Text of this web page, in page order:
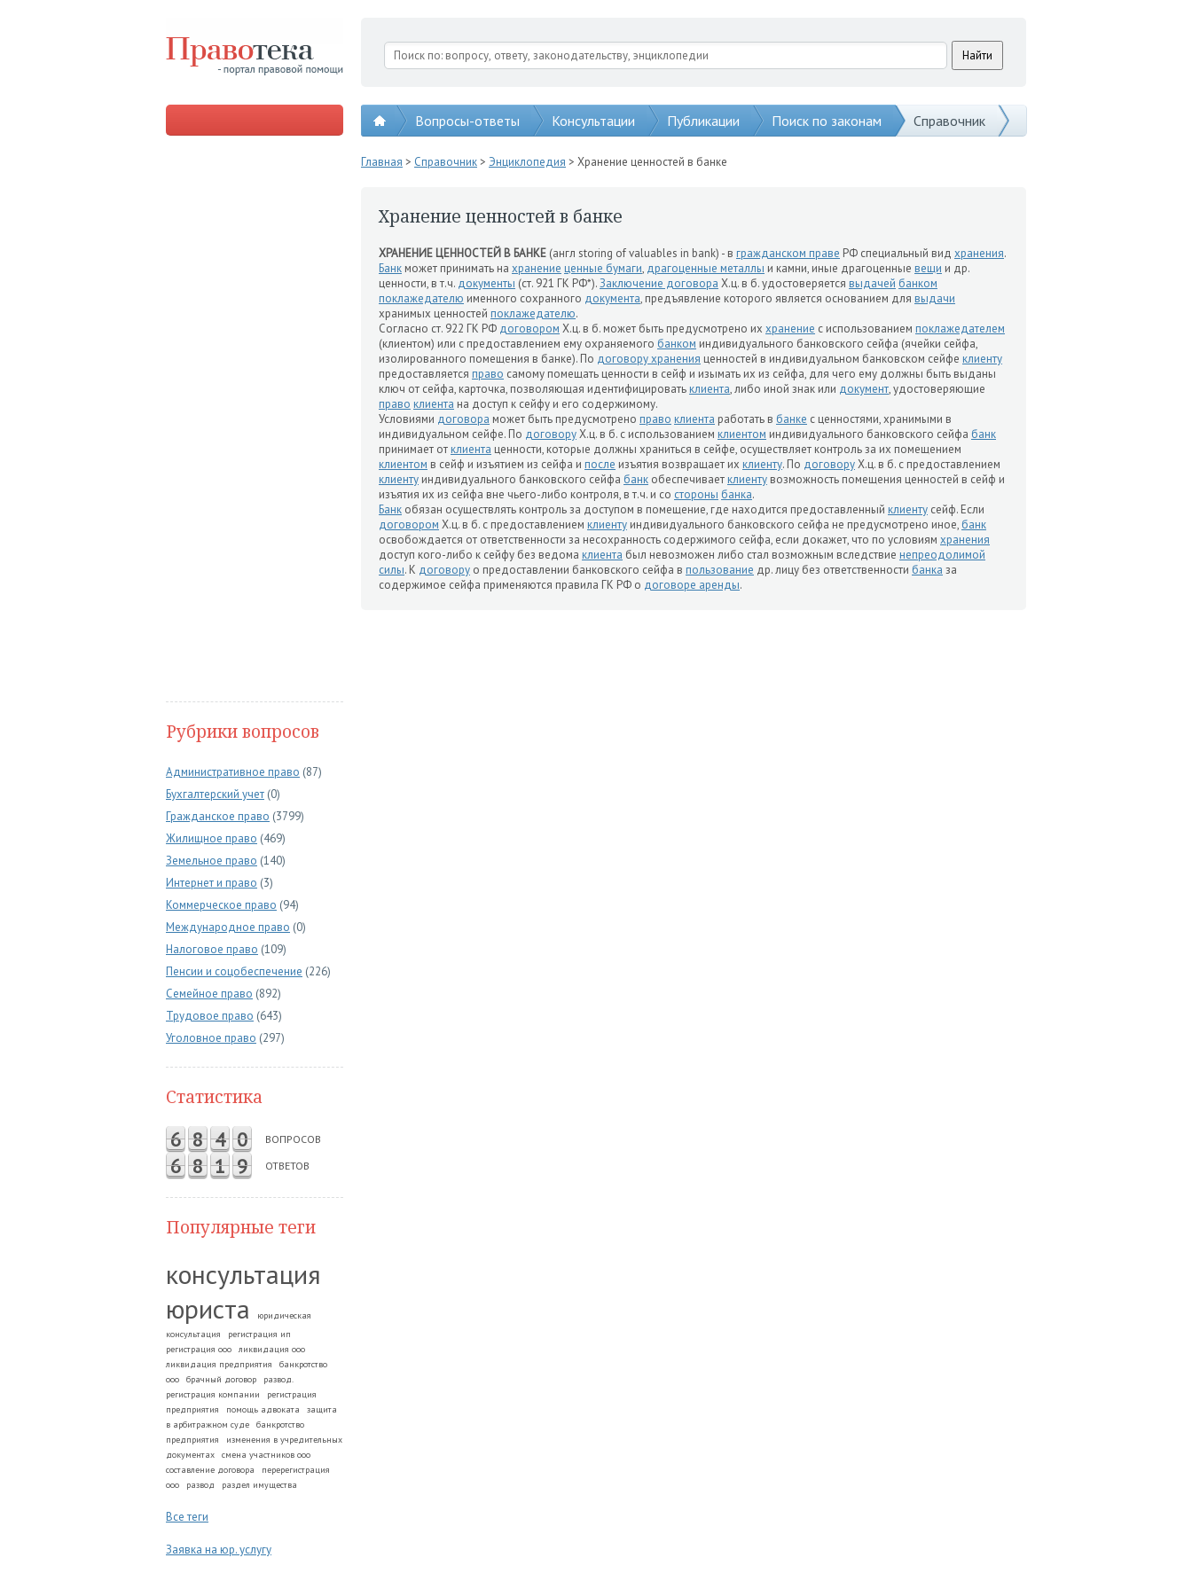
Вопросы-ответы Консультации Публикации Поиск по законам Справочник
Рубрики вопросов
Административное право (87)
Бухгалтерский учет (0)
Гражданское право (3799)
Жилищное право (469)
Земельное право (140)
Интернет и право (3)
Коммерческое право (94)
Международное право (0)
Налоговое право (109)
Пенсии и соцобеспечение (226)
Семейное право (892)
Трудовое право (643)
Уголовное право (297)
Статистика
6 8 4 0 ВОПРОСОВ
6 8 1 9 ОТВЕТОВ
Популярные теги
консультация
юриста
юридическая
консультация
регистрация ип
регистрация ооо
ликвидация ооо
ликвидация предприятия
банкротство
ооо
брачный договор
развод.
регистрация компании
регистрация
предприятия
помощь адвоката
защита
в арбитражном суде
банкротство
предприятия
изменения в учредительных
документах
смена участников ооо
составление договора
перерегистрация
ооо
развод раздел имущества
Все теги
Заявка на юр. услугу
Главная > Справочник> Энциклопедия > Хранение ценностей в банке
Хранение ценностей в банке
ХРАНЕНИЕ ЦЕННОСТЕЙ В БАНКЕ (англ storing of valuables in bank) - в гражданском праве РФ специальный вид хранения.
Банк может принимать на хранение ценные бумаги, драгоценные металлы и камни, иные драгоценные вещи и др.
ценности, в т.ч. документы (ст. 921 ГК РФ*).Заключение договора Х.ц. в б. удостоверяется выдачей банком
поклажедателю именного сохранного документа, предъявление которого является основанием для выдачи
хранимых ценностей поклажедателю.
Согласно ст. 922 ГК РФ договором Х.ц. в б. может быть предусмотрено их хранение с использованием поклажедателем
(клиентом) или с предоставлением ему охраняемого банком индивидуального банковского сейфа (ячейки сейфа,
изолированного помещения в банке). По договору хранения ценностей в индивидуальном банковском сейфе клиенту
предоставляется право самому помещать ценности в сейф и изымать их из сейфа, для чего ему должны быть выданы
ключ от сейфа, карточка, позволяющая идентифицироватьклиента, либо иной знак или документ, удостоверяющие
право клиента на доступ к сейфу и его содержимому.
Условиями договора может быть предусмотрено право клиента работать в банке с ценностями, хранимыми в
индивидуальном сейфе. По договоруХ.ц. в б. с использованием клиентом индивидуального банковского сейфа банк
принимает отклиента ценности, которые должны храниться в сейфе, осуществляет контроль за их помещением
клиентом в сейф и изъятием из сейфа и после изъятия возвращает их клиенту. По договоруХ.ц. в б. с предоставлением
клиенту индивидуального банковского сейфа банк обеспечиваетклиенту возможность помещения ценностей в сейф и
изъятия их из сейфа вне чьего-либо контроля, в т.ч. и со стороны банка.
Банк обязан осуществлять контроль за доступом в помещение, где находится предоставленный клиенту сейф. Если
договором Х.ц. в б. с предоставлением клиенту индивидуального банковского сейфа не предусмотрено иное, банк
освобождается от ответственности за несохранность содержимого сейфа, если докажет, что по условиям хранения
доступ кого-либо к сейфу без ведома клиента был невозможен либо стал возможным вследствие непреодолимой
силы. К договору о предоставлении банковского сейфа в пользование др. лицу без ответственности банка за
содержимое сейфа применяются правила ГК РФ о договоре аренды.